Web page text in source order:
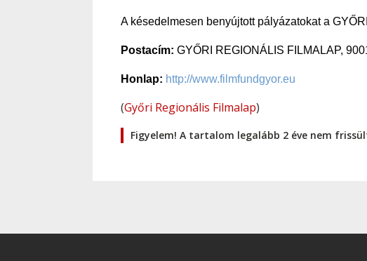
A késedelmesen benyújtott pályázatokat a
Postacím: GYŐRI REGIONÁLIS FILMALAP,
Honlap: http://www.filmfundgyor.eu
(Győri Regionális Filmalap)
Figyelem! A tartalom legalább 2 éve nem